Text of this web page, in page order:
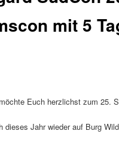
mit 5
Euch herzlichst zum 25.
dieses Jahr wieder auf Burg